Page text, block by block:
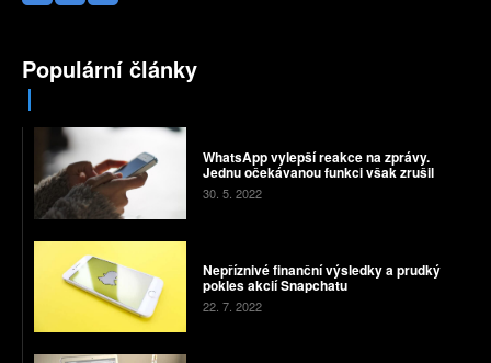
Populární články
WhatsApp vylepší reakce na zprávy.
Jednu očekávanou funkci však zrušil
30. 5. 2022
Nepříznivé finanční výsledky a prudký
pokles akcií Snapchatu
22. 7. 2022